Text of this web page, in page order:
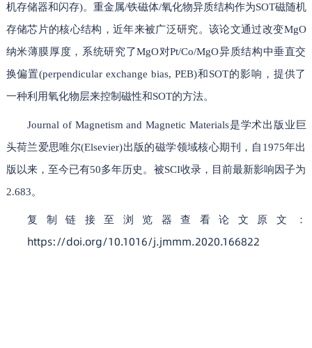
机存储器和闪存)。重金属/铁磁体/氧化物异质结构作为SOT磁随机
存储芯片的核心结构，近年来被广泛研究。该论文通过改变MgO
纳米薄膜厚度，系统研究了MgO对Pt/Co/MgO异质结构中垂直交
换偏置(perpendicular exchange bias, PEB)和SOT的影响，提供了
一种利用氧化物层来控制磁性和SOT的方法。
Journal of Magnetism and Magnetic Materials是学术出版业巨
头荷兰爱思唯尔(Elsevier)出版的磁学领域核心期刊，自1975年出
版以来，至今已有50多年历史。被SCI收录，目前最新影响因子为
2.683。
复制链接至浏览器查看论文原文：
https://doi.org/10.1016/j.jmmm.2020.166822